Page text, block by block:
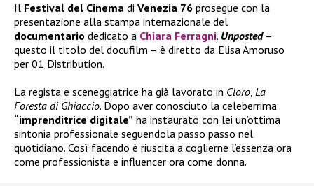
Il Festival del Cinema di Venezia 76 prosegue con la
presentazione alla stampa internazionale del
documentario dedicato a Chiara Ferragni. Unposted–
questo il titolo del docufilm – è diretto da Elisa Amoruso
per 01 Distribution.
La regista e sceneggiatrice ha già lavorato in Cloro, La
Foresta di Ghiaccio. Dopo aver conosciuto la celeberrima
“imprenditrice digitale” ha instaurato con lei un’ottima
sintonia professionale seguendola passo passo nel
quotidiano. Così facendo è riuscita a coglierne l’essenza ora
come professionista e influencer ora come donna.